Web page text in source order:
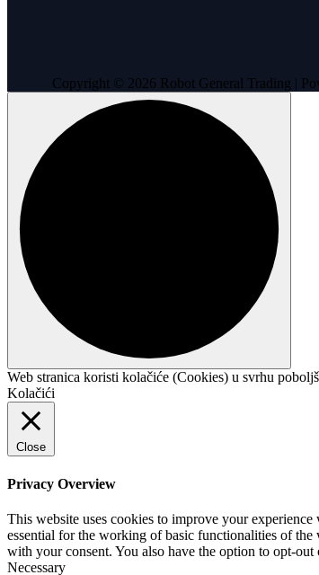
Copyright © 2026 Robot General Trading |
Web stranica koristi kolačiće (Cookies) u svrhu
Kolačići
Close
Privacy Overview
This website uses cookies to improve your
essential for the working of basic functionalities of
with your consent. You also have the option to opt-
Necessary